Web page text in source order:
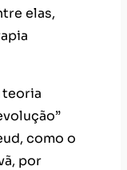
elas,
teoria
como o
por